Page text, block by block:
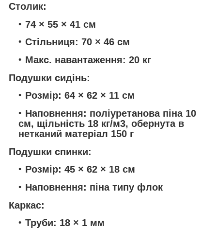
Столик:
74 × 55 × 41 см
Стільниця: 70 × 46 см
Макс. навантаження: 20 кг
Подушки сидінь:
Розмір: 64 × 62 × 11 см
Наповнення: поліуретанова піна 10
см, щільність 18 кг/м3, обернута в
нетканий матеріал 150 г
Подушки спинки:
Розмір: 45 × 62 × 18 см
Наповнення: піна типу флок
Каркас:
Труби: 18 × 1 мм